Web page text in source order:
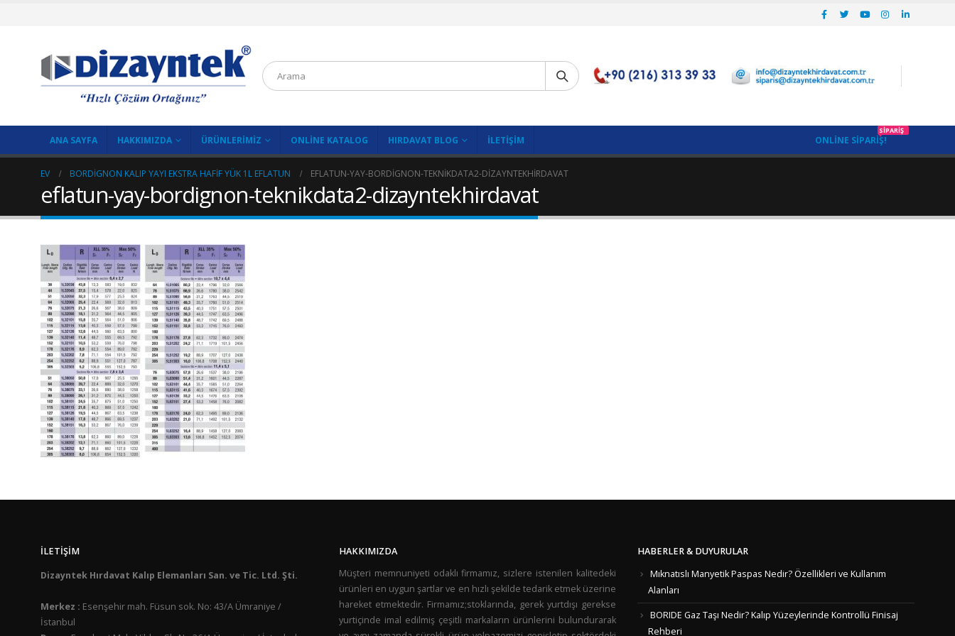
ANA SAYFA HAKKIMIZDA ÜRÜNLERIMIZ ONLINE KATALOG HIRDAVAT BLOG İLETIŞIM ONLINE SIPARIŞ!
SIPARIŞ
EV BORDIGNON KALIP YAYI EKSTRA HAFIF YÜK 1L EFLATUN EFLATUN-YAY-BORDIGNON-TEKNIKDATA2-DIZAYNTEKHIRDAVAT
eflatun-yay-bordignon-teknikdata2-dizayntekhirdavat
İLETIŞIM
Dizayntek Hırdavat Kalıp Elemanları San. ve Tic. Ltd. Şti.
Merkez : Esenşehir mah. Füsun sok. No: 43/A Ümraniye /
İstanbul
HAKKIMIZDA
Müşteri memnuniyeti odaklı firmamız, sizlere istenilen kalitedeki
ürünleri en uygun şartlar ve en hızlı şekilde tedarik etmek üzerine
hareket etmektedir. Firmamız;stoklarında, gerek yurtdışı gerekse
yurtiçinde imal edilmiş çeşitli markaların ürünlerini bulundurarak
HABERLER & DUYURULAR
Mıknatıslı Manyetik Paspas Nedir? Özellikleri ve Kullanım
Alanları
BORIDE Gaz Taşı Nedir? Kalıp Yüzeylerinde Kontrollü Finisaj
Rehberi